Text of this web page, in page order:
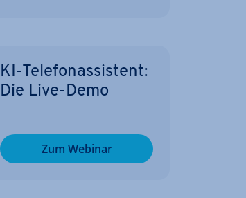
KI-Te­le­fon­as­sis­tent:
Die Live-Demo
Zum Webinar